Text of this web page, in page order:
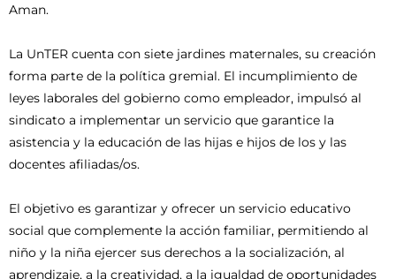
Aman.
La UnTER cuenta con siete jardines maternales, su creación
forma parte de la política gremial. El incumplimiento de
leyes laborales del gobierno como empleador, impulsó al
sindicato a implementar un servicio que garantice la
asistencia y la educación de las hijas e hijos de los y las
docentes afiliadas/os.
El objetivo es garantizar y ofrecer un servicio educativo
social que complemente la acción familiar, permitiendo al
niño y la niña ejercer sus derechos a la socialización, al
aprendizaje, a la creatividad, a la igualdad de oportunidades